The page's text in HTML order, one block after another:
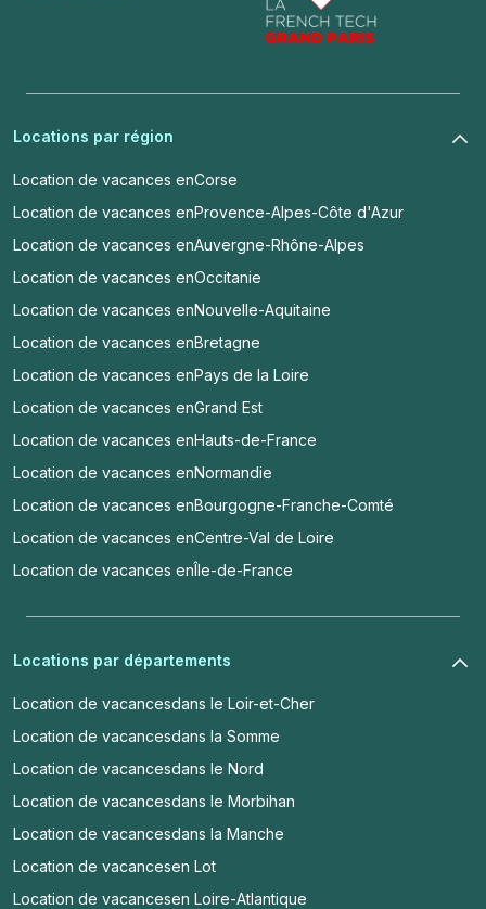
Locations par région
Location de vacances enCorse
Location de vacances enProvence-Alpes-Côte d'Azur
Location de vacances enAuvergne-Rhône-Alpes
Location de vacances enOccitanie
Location de vacances enNouvelle-Aquitaine
Location de vacances enBretagne
Location de vacances enPays de la Loire
Location de vacances enGrand Est
Location de vacances enHauts-de-France
Location de vacances enNormandie
Location de vacances enBourgogne-Franche-Comté
Location de vacances enCentre-Val de Loire
Location de vacances enÎle-de-France
Locations par départements
Location de vacancesdans le Loir-et-Cher
Location de vacancesdans la Somme
Location de vacancesdans le Nord
Location de vacancesdans le Morbihan
Location de vacancesdans la Manche
Location de vacancesen Lot
Location de vacancesen Loire-Atlantique